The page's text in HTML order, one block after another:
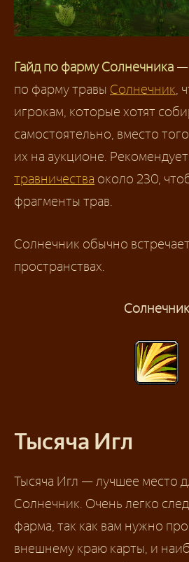
Гайд по фарму Солнечника —
по фарму травы Солнечник,
игрокам, которые хотят
самостоятельно, вместо
их на аукционе.
травничества около 230,
фрагменты трав.
Солнечник обычно
пространствах.
Солнечник
Тысяча Игл
Тысяча Игл — лучшее место
Солнечник. Очень легко
фарма, так как вам нужно
внешнему краю карты, и